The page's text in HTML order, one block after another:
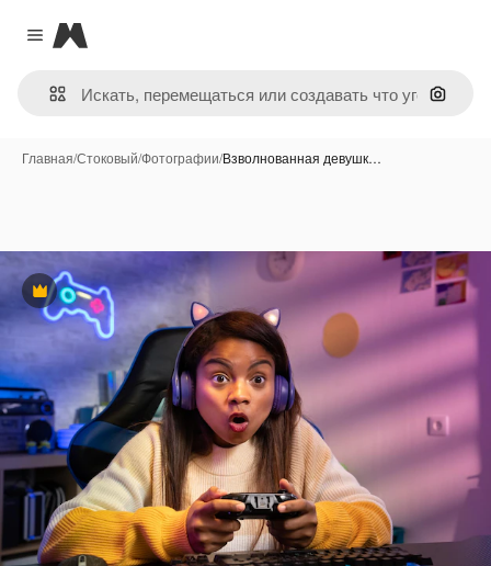
Close menu
Magnific
Поиск
Главная/Стоковый/Фотографии/Взволнованная девушк…
Премиум